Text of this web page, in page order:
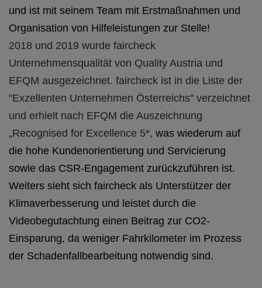
und ist mit seinem Team mit Erstmaßnahmen und
Organisation von Hilfeleistungen zur Stelle!
2018 und 2019 wurde faircheck
Unternehmensqualität von Quality Austria und
EFQM ausgezeichnet. faircheck ist in die Liste der
"Exzellenten Unternehmen Österreichs" verzeichnet
und erhielt nach EFQM die Auszeichnung
„Recognised for Excellence 5*, was wiederum auf
die hohe Kundenorientierung und Servicierung
sowie das CSR-Engagement zurückzuführen ist.
Weiters sieht sich faircheck als Unterstützer der
Klimaverbesserung und leistet durch die
Videobegutachtung einen Beitrag zur CO2-
Einsparung, da weniger Fahrkilometer im Prozess
der Schadenfallbearbeitung notwendig sind.